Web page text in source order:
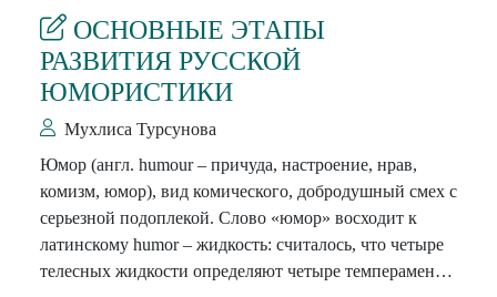
ОСНОВНЫЕ ЭТАПЫ
РАЗВИТИЯ РУССКОЙ
ЮМОРИСТИКИ
Мухлиса Турсунова
Юмор (англ. humour – причуда, настроение, нрав,
комизм, юмор), вид комического, добродушный смех с
серьезной подоплекой. Слово «юмор» восходит к
латинскому humor – жидкость: считалось, что четыре
телесных жидкости определяют четыре темперамента,